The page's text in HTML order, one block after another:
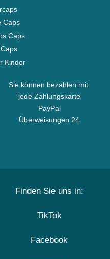
Caps
Caps
Kinder
Sie können bezahlen mit:
jede Zahlungskarte
PayPal
Überweisungen 24
Finden Sie uns in:
TikTok
Facebook